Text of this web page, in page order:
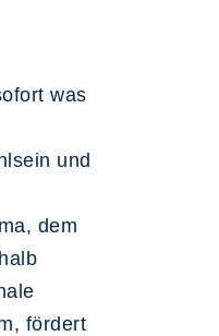
was
und
dem
fördert